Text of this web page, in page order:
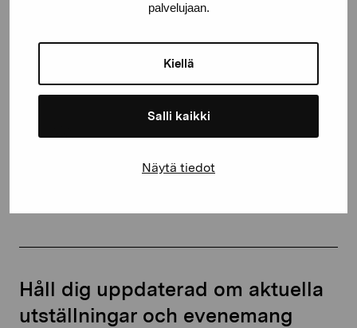
palvelujaan.
Kiellä
Salli kaikki
Näytä tiedot
10600 Ekenäs
+358 (0)50 371 6339
Håll dig uppdaterad om aktuella
utställningar och evenemang